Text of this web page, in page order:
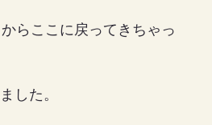
らここに戻ってきちゃっ
した。